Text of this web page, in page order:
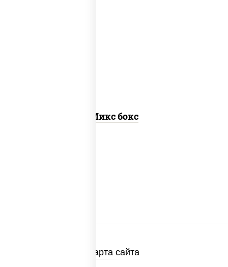
Микс бокс
Карта сайта